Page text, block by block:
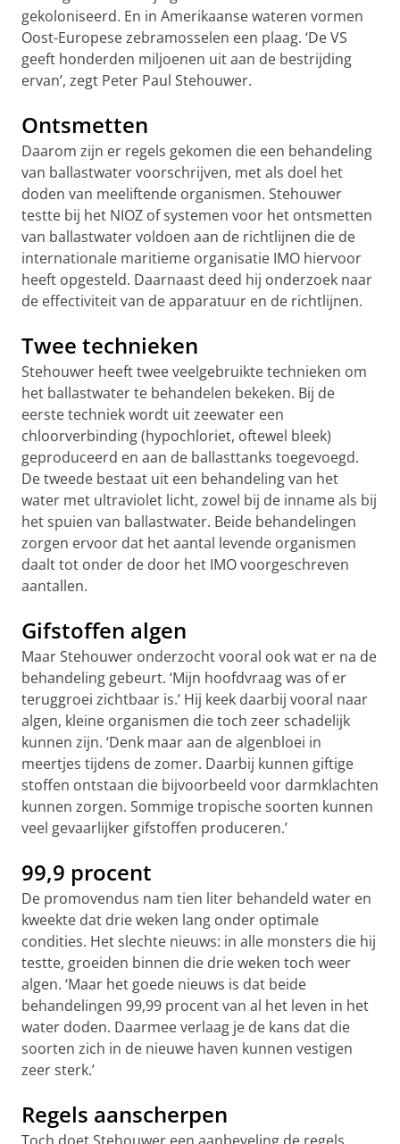
gekoloniseerd. En in Amerikaanse wateren vormen
Oost-Europese zebramosselen een plaag. ‘De VS
geeft honderden miljoenen uit aan de bestrijding
ervan’, zegt Peter Paul Stehouwer.
Ontsmetten
Daarom zijn er regels gekomen die een behandeling
van ballastwater voorschrijven, met als doel het
doden van meeliftende organismen. Stehouwer
testte bij het NIOZ of systemen voor het ontsmetten
van ballastwater voldoen aan de richtlijnen die de
internationale maritieme organisatie IMO hiervoor
heeft opgesteld. Daarnaast deed hij onderzoek naar
de effectiviteit van de apparatuur en de richtlijnen.
Twee technieken
Stehouwer heeft twee veelgebruikte technieken om
het ballastwater te behandelen bekeken. Bij de
eerste techniek wordt uit zeewater een
chloorverbinding (hypochloriet, oftewel bleek)
geproduceerd en aan de ballasttanks toegevoegd.
De tweede bestaat uit een behandeling van het
water met ultraviolet licht, zowel bij de inname als bij
het spuien van ballastwater. Beide behandelingen
zorgen ervoor dat het aantal levende organismen
daalt tot onder de door het IMO voorgeschreven
aantallen.
Gifstoffen algen
Maar Stehouwer onderzocht vooral ook wat er na de
behandeling gebeurt. ‘Mijn hoofdvraag was of er
teruggroei zichtbaar is.’ Hij keek daarbij vooral naar
algen, kleine organismen die toch zeer schadelijk
kunnen zijn. ‘Denk maar aan de algenbloei in
meertjes tijdens de zomer. Daarbij kunnen giftige
stoffen ontstaan die bijvoorbeeld voor darmklachten
kunnen zorgen. Sommige tropische soorten kunnen
veel gevaarlijker gifstoffen produceren.’
99,9 procent
De promovendus nam tien liter behandeld water en
kweekte dat drie weken lang onder optimale
condities. Het slechte nieuws: in alle monsters die hij
testte, groeiden binnen die drie weken toch weer
algen. ‘Maar het goede nieuws is dat beide
behandelingen 99,99 procent van al het leven in het
water doden. Daarmee verlaag je de kans dat die
soorten zich in de nieuwe haven kunnen vestigen
zeer sterk.’
Regels aanscherpen